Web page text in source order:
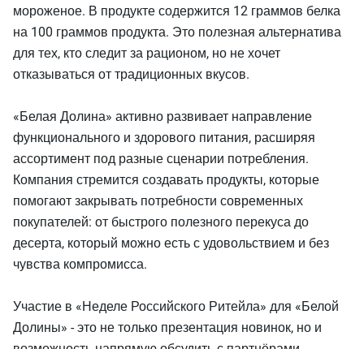
мороженое. В продукте содержится 12 граммов белка
на 100 граммов продукта. Это полезная альтернатива
для тех, кто следит за рационом, но не хочет
отказываться от традиционных вкусов.
«Белая Долина» активно развивает направление
функционального и здорового питания, расширяя
ассортимент под разные сценарии потребления.
Компания стремится создавать продукты, которые
помогают закрывать потребности современных
покупателей: от быстрого полезного перекуса до
десерта, который можно есть с удовольствием и без
чувства компромисса.
Участие в «Неделе Российского Ритейла» для «Белой
Долины» - это не только презентация новинок, но и